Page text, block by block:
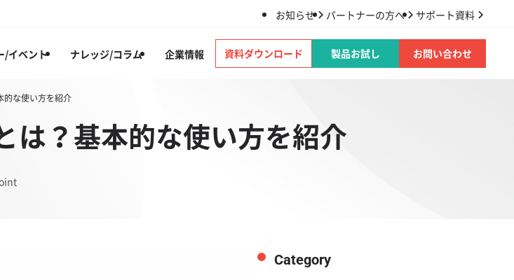
お知らせ パートナーの方へ サポート資料
/イベント ナレッジ/コラム 企業情報 資料ダウンロード 製品お試し お問い合わせ
な使い方を紹介
？基本的な使い方を紹介
Category